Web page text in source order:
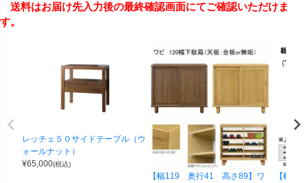
送料はお届け先入力後の最終確認画面にてご確認いただけま
す。
レッチェ５０サイドテーブル（ウ
ォールナット）
¥65,000(税込)
【幅119 奥行41 高さ89】ワ
【幅